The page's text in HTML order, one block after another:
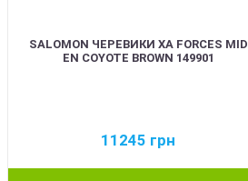
SALOMON ЧЕРЕВИКИ XA FORCES MID
EN COYOTE BROWN 149901
11245 грн